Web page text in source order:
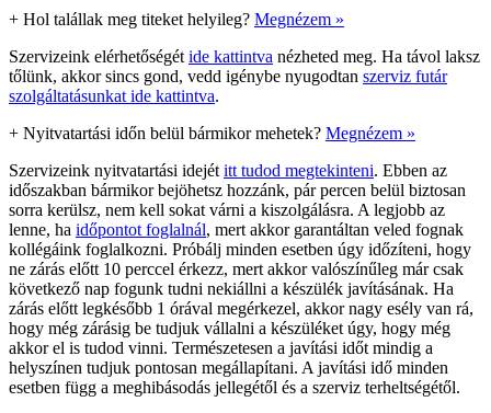
+ Hol talállak meg titeket helyileg? Megnézem »
Szervizeink elérhetőségét ide kattintva nézheted meg. Ha távol laksz
tőlünk, akkor sincs gond, vedd igénybe nyugodtan szerviz futár
szolgáltatásunkat ide kattintva.
+ Nyitvatartási időn belül bármikor mehetek? Megnézem »
Szervizeink nyitvatartási idejét itt tudod megtekinteni. Ebben az
időszakban bármikor bejöhetsz hozzánk, pár percen belül biztosan
sorra kerülsz, nem kell sokat várni a kiszolgálásra. A legjobb az
lenne, ha időpontot foglalnál, mert akkor garantáltan veled fognak
kollégáink foglalkozni. Próbálj minden esetben úgy időzíteni, hogy
ne zárás előtt 10 perccel érkezz, mert akkor valószínűleg már csak
következő nap fogunk tudni nekiállni a készülék javításának. Ha
zárás előtt legkésőbb 1 órával megérkezel, akkor nagy esély van rá,
hogy még zárásig be tudjuk vállalni a készüléket úgy, hogy még
akkor el is tudod vinni. Természetesen a javítási időt mindig a
helyszínen tudjuk pontosan megállapítani. A javítási idő minden
esetben függ a meghibásodás jellegétől és a szerviz terheltségétől.